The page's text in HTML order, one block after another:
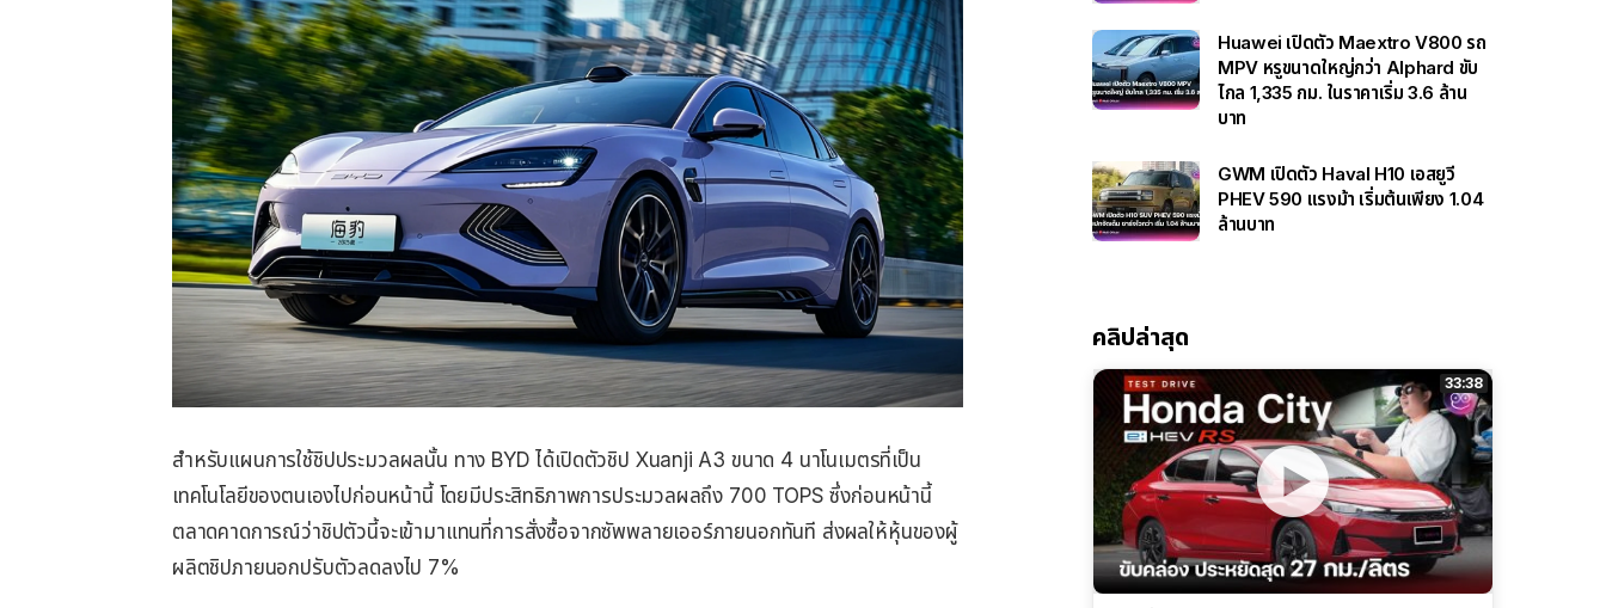
สำหรับแผนการใช้ชิปประมวลผลนั้น ทาง BYD ได้เปิดตัวชิป Xuanji A3 ขนาด 4 นาโนเมตรที่เป็น
เทคโนโลยีของตนเองไปก่อนหน้านี้ โดยมีประสิทธิภาพการประมวลผลถึง 700 TOPS ซึ่งก่อนหน้านี้
ตลาดคาดการณ์ว่าชิปตัวนี้จะเข้ามาแทนที่การสั่งซื้อจากซัพพลายเออร์ภายนอกทันที ส่งผลให้หุ้นของผู้
ผลิตชิปภายนอกปรับตัวลดลงไป 7%
Huawei เปิดตัว Maextro V800 รถ
MPV หรูขนาดใหญ่กว่า Alphard ขับ
ไกล 1,335 กม. ในราคาเริ่ม 3.6 ล้าน
บาท
GWM เปิดตัว Haval H10 เอสยูวี
PHEV 590 แรงม้า เริ่มต้นเพียง 1.04
ล้านบาท
คลิปล่าสุด
33:38